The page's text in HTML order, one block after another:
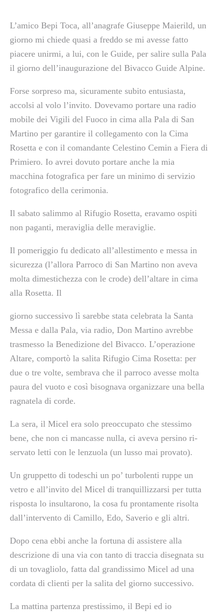
L’amico Bepi Toca, all’anagrafe Giuseppe Maierild, un
giorno mi chiede quasi a freddo se mi avesse fatto
piacere unirmi, a lui, con le Guide, per salire sulla Pala
il giorno dell’inaugurazione del Bivacco Guide Alpine.
Forse sorpreso ma, sicuramente subito entusiasta,
accolsi al volo l’invito. Dovevamo portare una radio
mobile dei Vigili del Fuoco in cima alla Pala di San
Martino per garantire il collegamento con la Cima
Rosetta e con il comandante Celestino Cemin a Fiera di
Primiero. Io avrei dovuto portare anche la mia
macchina fotografica per fare un minimo di servizio
fotografico della cerimonia.
Il sabato salimmo al Rifugio Rosetta, eravamo ospiti
non paganti, meraviglia delle meraviglie.
Il pomeriggio fu dedicato all’allestimento e messa in
sicurezza (l’allora Parroco di San Martino non aveva
molta dimestichezza con le crode) dell’altare in cima
alla Rosetta. Il
giorno successivo lì sarebbe stata celebrata la Santa
Messa e dalla Pala, via radio, Don Martino avrebbe
trasmesso la Benedizione del Bivacco. L’operazione
Altare, comportò la salita Rifugio Cima Rosetta: per
due o tre volte, sembrava che il parroco avesse molta
paura del vuoto e così bisognava organizzare una bella
ragnatela di corde.
La sera, il Micel era solo preoccupato che stessimo
bene, che non ci mancasse nulla, ci aveva persino ri-
servato letti con le lenzuola (un lusso mai provato).
Un gruppetto di todeschi un po’ turbolenti ruppe un
vetro e all’invito del Micel di tranquillizzarsi per tutta
risposta lo insultarono, la cosa fu prontamente risolta
dall’intervento di Camillo, Edo, Saverio e gli altri.
Dopo cena ebbi anche la fortuna di assistere alla
descrizione di una via con tanto di traccia disegnata su
di un tovagliolo, fatta dal grandissimo Micel ad una
cordata di clienti per la salita del giorno successivo.
La mattina partenza prestissimo, il Bepi ed io